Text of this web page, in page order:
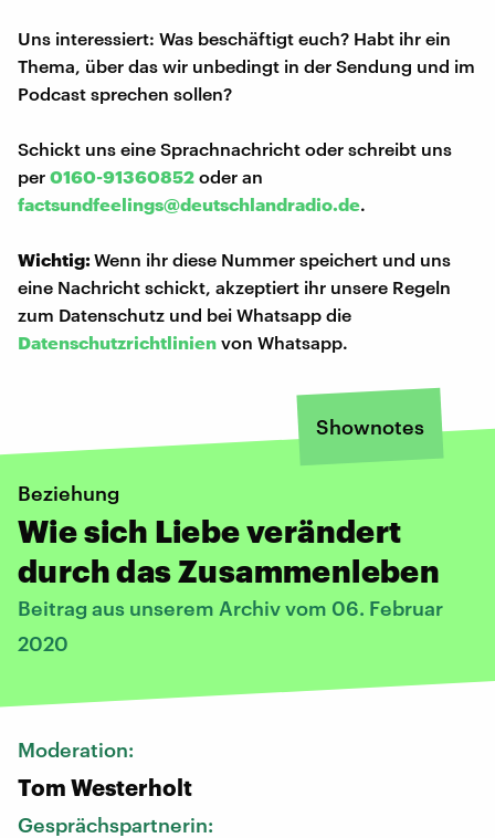
Uns interessiert: Was beschäftigt euch? Habt ihr ein
Thema, über das wir unbedingt in der Sendung und im
Podcast sprechen sollen?
Schickt uns eine Sprachnachricht oder schreibt uns
per 0160-91360852 oder an
factsundfeelings@deutschlandradio.de.
Wichtig:Wenn ihr diese Nummer speichert und uns
eine Nachricht schickt, akzeptiert ihr unsere Regeln
zum Datenschutz und bei Whatsapp die
Datenschutzrichtlinien von Whatsapp.
Shownotes
Beziehung
Wie sich Liebe verändert
durch das Zusammenleben
Beitrag aus unserem Archiv vom 06. Februar
2020
Moderation:
Tom Westerholt
Gesprächspartnerin: